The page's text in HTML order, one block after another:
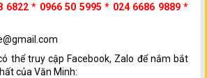
6822 * 0966 50 5995 * 024 6686 9889 *
thể truy cập Facebook, Zalo để nắm bắt
của Văn Minh: